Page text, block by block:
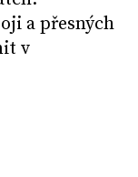
a přesných
v